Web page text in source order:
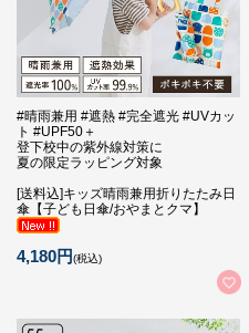
#晴雨兼用 #遮熱 #完全遮光 #UVカッ
ト #UPF50＋
登下校中の紫外線対策に
夏の限定ラッピング対象
[送料込]キッズ晴雨兼用折りたたみ日
傘【子ども日傘/おやまとクマ】
4,180円(税込)